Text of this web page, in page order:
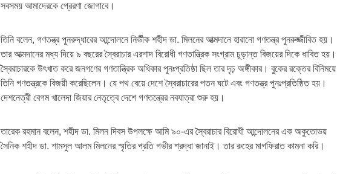
সবসময় আমাদেরকে প্রেরণা জোগাবে।
তিনি বলেন, গণতন্ত্র পুনরুদ্ধারের আন্দোলনে নির্ভীক শহীদ ডা. মিলনের আত্মদানে হারানো গণতন্ত্র পুনরুজ্জীবিত হয়।
তার আত্মদানের মধ্য দিয়ে ৯ বছরের স্বৈরাচার এরশাদ বিরোধী গণতান্ত্রিক সংগ্রাম চূড়ান্ত বিজয়ের দিকে ধাবিত হয়।
স্বৈরাচারকে উৎখাত করে জনগণের গণতান্ত্রিক অধিকার পুনঃপ্রতিষ্ঠা ছিল তার দৃঢ় অঙ্গীকার। বুকের রক্তের বিনিময়ে
তিনি গণতন্ত্রকে বিজয়ী করেছিলেন। যে পথ বেয়ে দেশে স্বৈরাচারের পতন ঘটে এবং গণতন্ত্র পুনঃপ্রতিষ্ঠিত হয়।
দেশনেত্রী বেগম খালেদা জিয়ার নেতৃত্বে দেশে গণতন্ত্রের নবযাত্রা শুরু হয়।
তারেক রহমান বলেন, শহীদ ডা. মিলন দিবস উপলক্ষে আমি ৯০-এর স্বৈরাচার বিরোধী আন্দোলনের এক অকুতোভয়
সৈনিক শহীদ ডা. শামসুল আলম মিলনের স্মৃতির প্রতি গভীর শ্রদ্ধা জানাই। তার রুহের মাগফিরাত কামনা করি।